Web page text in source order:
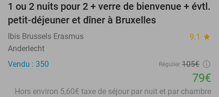
25%
1 ou 2 nuits pour 2 + verre de bienvenue + évtl.
petit-déjeuner et dîner à Bruxelles
Ibis Brussels Erasmus 9.1 star
Anderlecht
Vendu : 350
Régulier 105€
79€
Hors environ 5,60€ taxe de séjour par nuit et par chambre